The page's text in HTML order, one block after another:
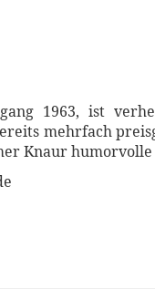
1963, ist
mehrfach
Knaur humorvolle